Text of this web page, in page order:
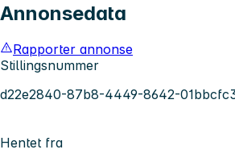
Annonsedata
Rapporter annonse
Stillingsnummer
d22e2840-87b8-4449-8642-
Hentet fra